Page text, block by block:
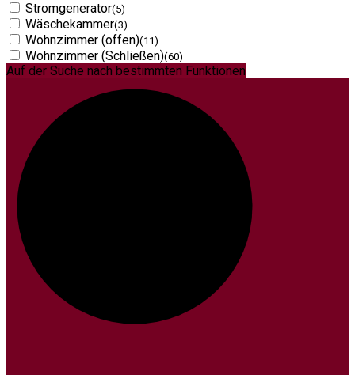
Stromgenerator(5)
Wäschekammer(3)
Wohnzimmer (offen)(11)
Wohnzimmer (Schließen)(60)
Auf der Suche nach bestimmten Funktionen